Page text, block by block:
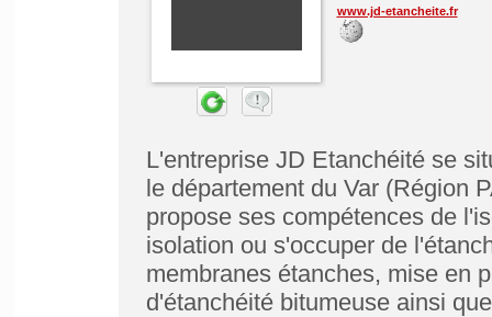
www.jd-etancheite.fr
L'entreprise JD Etanchéité se
le département du Var (Région
propose ses compétences de
isolation ou s'occuper de
membranes étanches, mise en
d'étanchéité bitumeuse ainsi